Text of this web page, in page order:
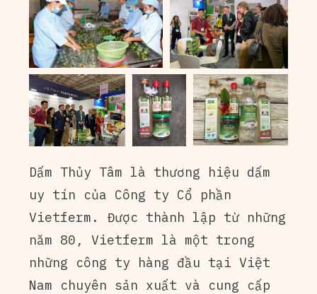
Dấm Thủy Tâm là thương hiệu dấm
uy tín của Công ty Cổ phần
Vietferm. Được thành lập từ những
năm 80, Vietferm là một trong
những công ty hàng đầu tại Việt
Nam chuyên sản xuất và cung cấp